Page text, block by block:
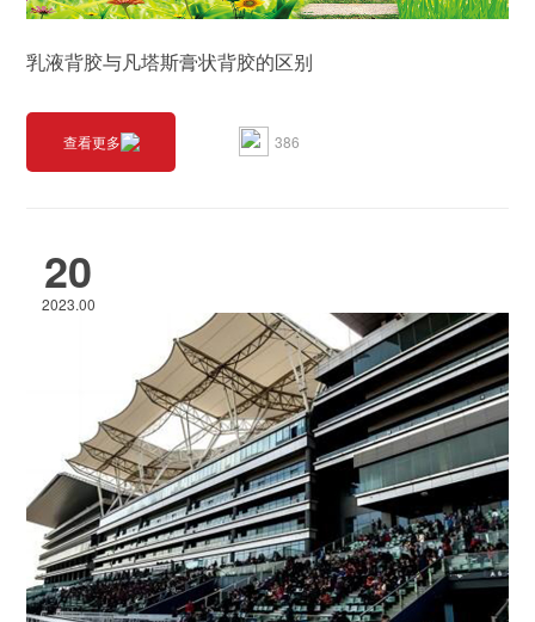
乳液背胶与凡塔斯膏状背胶的区别
查看更多 386
20
2023.00